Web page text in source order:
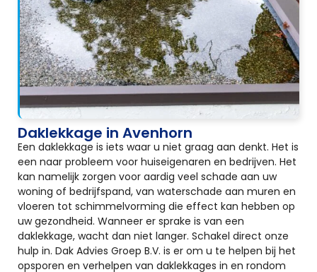
Daklekkage in Avenhorn
Een daklekkage is iets waar u niet graag aan denkt. Het is
een naar probleem voor huiseigenaren en bedrijven. Het
kan namelijk zorgen voor aardig veel schade aan uw
woning of bedrijfspand, van waterschade aan muren en
vloeren tot schimmelvorming die effect kan hebben op
uw gezondheid. Wanneer er sprake is van een
daklekkage, wacht dan niet langer. Schakel direct onze
hulp in. Dak Advies Groep B.V. is er om u te helpen bij het
opsporen en verhelpen van daklekkages in en rondom